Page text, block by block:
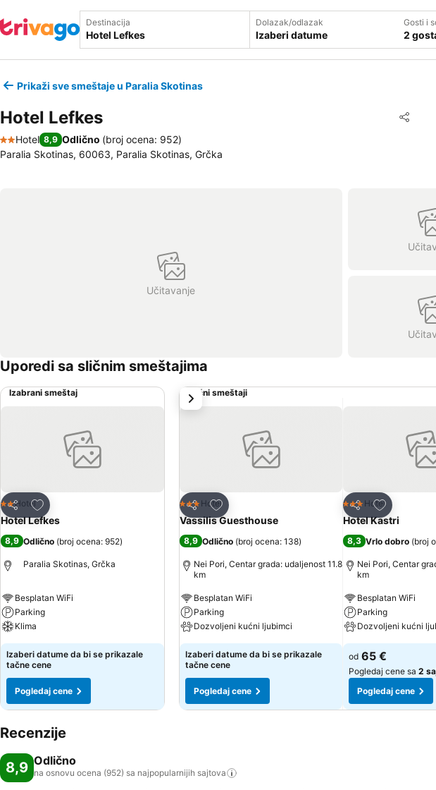
Destinacija Dolazak/odlazak
Izaberi datume
Gosti i
2
Prikaži sve smeštaje u Paralia Skotinas
Hotel Lefkes Deli
2 Zvezdice
Hotel 8,9 Odlično (broj ocena: 952)
Paralia Skotinas, 60063, Paralia Skotinas, Grčka
Učitavanje
Uporedi sa sličnim smeštajima
Izabrani smeštaj
Deli
Dodati u favorite
2 Zvezdice
Hotel
Hotel Lefkes
8,9 Odlično (broj ocena: 952)
Paralia Skotinas, Grčka
Besplatan WiFi
Parking
Klima
Izaberi datume da bi se prikazale
tačne cene
Pogledaj cene
Slični smeštaji
Deli
Dodati u favorite
3 Zvezdice
Hotel
Vassilis Guesthouse
8,9 Odlično (broj ocena: 138)
Nei Pori, Centar grada: udaljenost 11.8
km
Besplatan WiFi
Parking
Dozvoljeni kućni ljubimci
Izaberi datume da bi se prikazale
tačne cene
Pogledaj cene
Deli
Dodati u
3 Zvezdice
Hotel
Hotel Kastri
8,3 Vrlo dobro (broj
Nei Pori, Centar
km
Besplatan WiFi
Parking
Dozvoljeni kućni
od 65 €
Pogledaj cene sa 2
Pogledaj cene
sledeće
Recenzije
8,9 Odlično
na osnovu ocena (952) sa najpopularnijih sajtova